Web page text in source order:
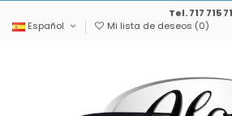
Tel. 717 715
Español
Mi lista de deseos (0)